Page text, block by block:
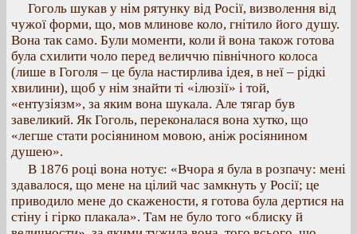
Гоголь шукав у нім рятунку від Росії, визволення від
чужої форми, що, мов млинове коло, гнітило його душу.
Вона так само. Були моменти, коли й вона також готова
була схилити чоло перед величчю північного колоса
(лише в Гоголя – це була настирлива ідея, в неї – рідкі
хвилини), щоб у нім знайти ті «ілюзії» і той,
«ентузіязм», за яким вона шукала. Але тягар був
завеликий. Як Гоголь, переконалася вона хутко, що
«легше стати росіянином мовою, аніж росіянином
душею».
В 1876 році вона нотує: «Вчора я була в розпачу: мені
здавалося, що мене на цілий час замкнуть у Росії; це
приводило мене до скажености, я готова була дертися на
стіну і гірко плакала». Там не було того «блиску й